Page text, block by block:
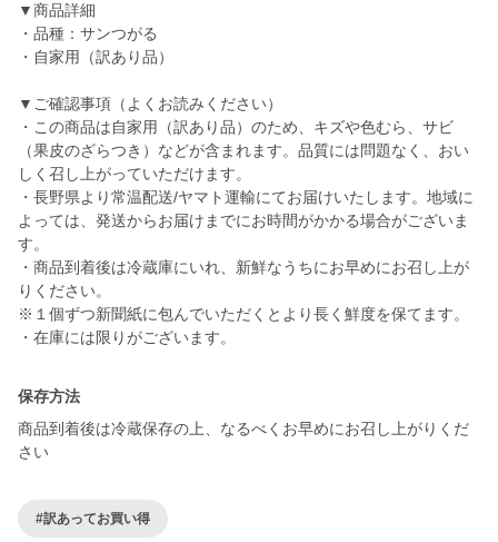
▼商品詳細
・品種：サンつがる
・自家用（訳あり品）
▼ご確認事項（よくお読みください）
・この商品は自家用（訳あり品）のため、キズや色むら、サビ
（果皮のざらつき）などが含まれます。品質には問題なく、おい
しく召し上がっていただけます。
・長野県より常温配送/ヤマト運輸にてお届けいたします。地域に
よっては、発送からお届けまでにお時間がかかる場合がございま
す。
・商品到着後は冷蔵庫にいれ、新鮮なうちにお早めにお召し上が
りください。
※１個ずつ新聞紙に包んでいただくとより長く鮮度を保てます。
・在庫には限りがございます。
保存方法
商品到着後は冷蔵保存の上、なるべくお早めにお召し上がりくだ
さい
#訳あってお買い得